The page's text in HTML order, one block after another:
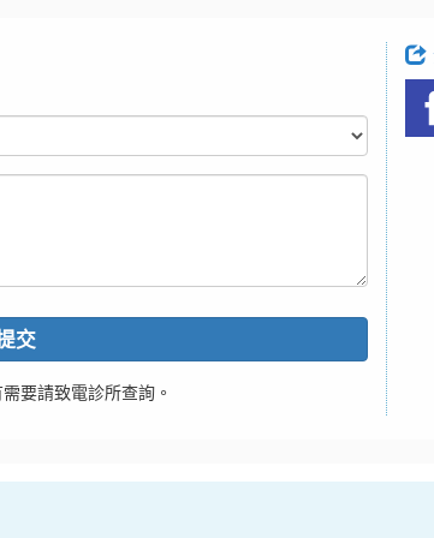
交
要請致電診所查詢。